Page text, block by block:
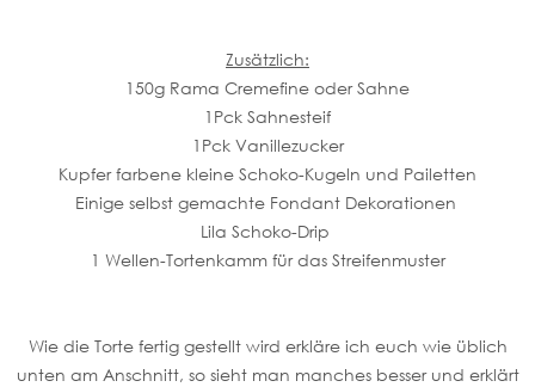
Zusätzlich:
150g Rama Cremefine oder Sahne
1Pck Sahnesteif
1Pck Vanillezucker
Kupfer farbene kleine Schoko-Kugeln und Pailetten
Einige selbst gemachte Fondant Dekorationen
Lila Schoko-Drip
1 Wellen-Tortenkamm für das Streifenmuster
Wie die Torte fertig gestellt wird erkläre ich euch wie üblich
unten am Anschnitt, so sieht man manches besser und erklärt